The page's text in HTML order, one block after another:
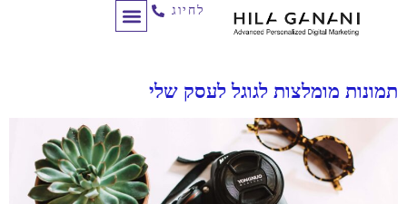
לחיוג
תמונות מומלצות לגוגל לעסק שלי